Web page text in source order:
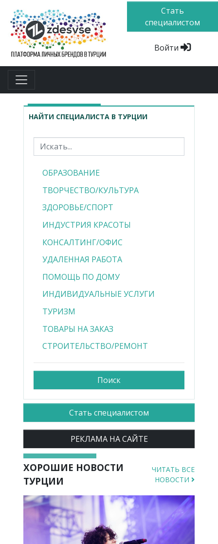
Стать
специалистом
Войти
НАЙТИ СПЕЦИАЛИСТА В ТУРЦИИ
Стать специалистом
РЕКЛАМА НА САЙТЕ
ХОРОШИЕ НОВОСТИ
ТУРЦИИ
ЧИТАТЬ ВСЕ
НОВОСТИ